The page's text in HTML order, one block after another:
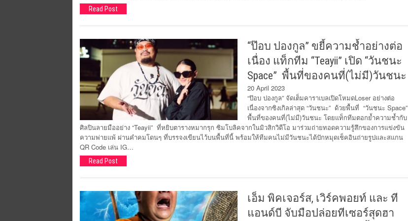
Read Post
“ป๊อบ ปองกูล” ขยี้ความช้ำอย่างต่อ
เนื่อง แท็กทีม “Teayii” เปิด “วันชนะ
Space” พื้นที่ของคนที่(ไม่มี)วันชนะ
20 April 2023
“ป๊อบ ปองกูล” จัดเต็มคาราเบลเปิดโหมดLoser อย่างต่อ
เนื่องจากซิงเกิลล่าสุด “วันชนะ” ด้วยพื้นที่ “วันชนะ Space”
พื้นที่ของคนที่(ไม่มี)วันชนะ โดยแท็กทีมตอกย้ำความช้ำกับ
ศิลปินลายมืออย่าง “Teayii” ที่หยิบตารางหมากรุก ซิมโบลิคจากในมิวสิกวิดีโอ มาร่วมถ่ายทอดความรู้สึกของการแข่งขัน
ความพ่ายแพ้ ผ่านคำคมโดนๆ ที่บรรจงเขียนไว้บนพื้นที่นี้ พร้อมให้ทีมคนไม่มีวันชนะได้ปักหมุดเช็คอินถ่ายรูปและสแกน
QR Code เล่น IG…
Read Post
เอ็ม พิคเจอร์ส, เวิร์คพอยท์ และ ที
แอนด์บี จับมือปล่อยทีเซอร์สุดฮา